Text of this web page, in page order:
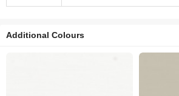
Additional Colours